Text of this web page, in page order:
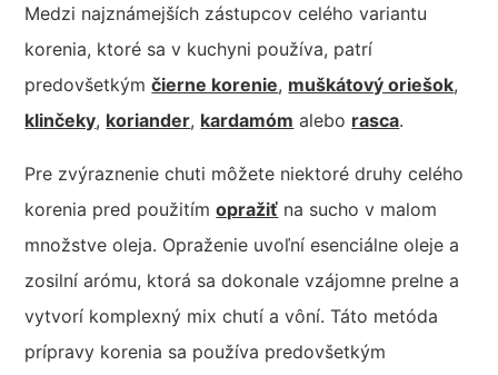
Medzi najznámejších zástupcov celého variantu
korenia, ktoré sa v kuchyni používa, patrí
predovšetkýmčierne korenie, muškátový oriešok,
klinčeky, koriander, kardamóm alebo rasca.
Pre zvýraznenie chuti môžete niektoré druhy celého
korenia pred použitímopražiť na sucho v malom
množstve oleja. Opraženie uvoľní esenciálne oleje a
zosilní arómu, ktorá sa dokonale vzájomne prelne a
vytvorí komplexný mix chutí a vôní. Táto metóda
prípravy korenia sa používa predovšetkým